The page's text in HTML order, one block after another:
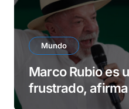
Mundo
Marco Rubio es
frustrado,